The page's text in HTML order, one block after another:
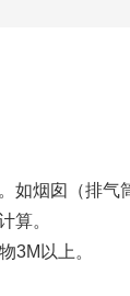
如烟囱（排气
算。
3M以上。